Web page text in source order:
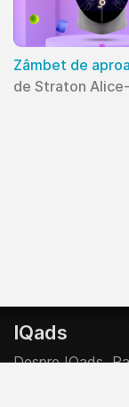
Zâmbet de
IQads
Despre IQads